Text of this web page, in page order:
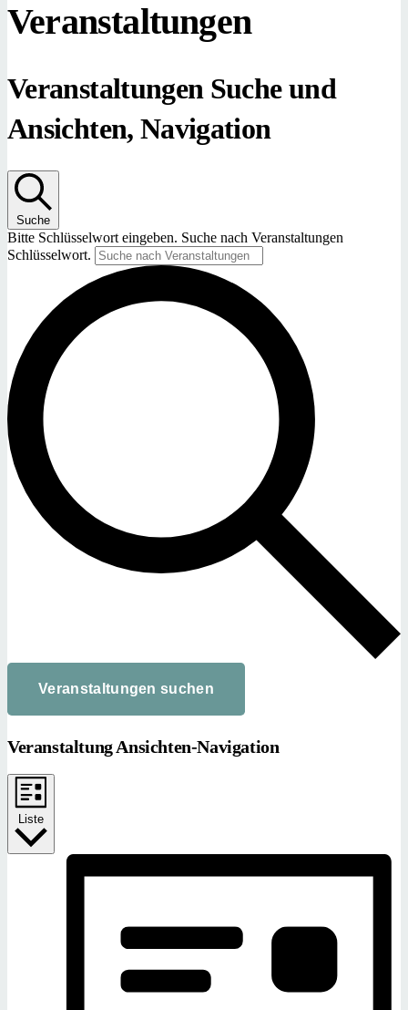
Veranstaltungen
Veranstaltungen Suche und
Ansichten, Navigation
Suche
Bitte Schlüsselwort eingeben. Suche nach Veranstaltungen
Schlüsselwort.
Veranstaltungen suchen
Veranstaltung Ansichten-Navigation
Liste